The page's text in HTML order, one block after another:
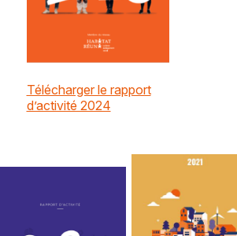
Télécharger le rapport
d’activité 2024